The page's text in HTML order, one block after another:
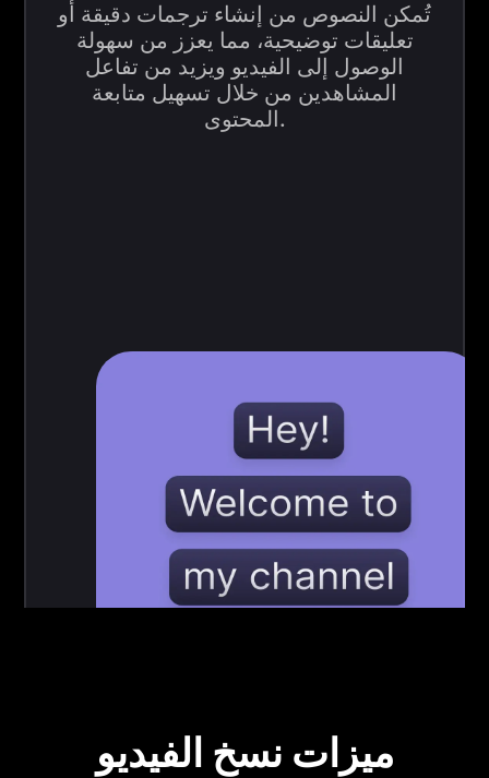
تُمكن النصوص من إنشاء ترجمات دقيقة أو
تعليقات توضيحية، مما يعزز من سهولة
الوصول إلى الفيديو ويزيد من تفاعل
المشاهدين من خلال تسهيل متابعة
المحتوى.
ميزات نسخ الفيديو